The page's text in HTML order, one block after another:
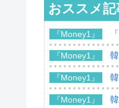
おススメ記
『Money1』
『Money1』
『Money1』
『Money1』